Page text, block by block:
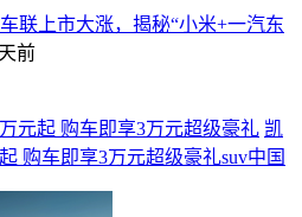
联上市大涨，揭秘“小米+一汽东
前
凯
购车即享3万元超级豪礼suv中国